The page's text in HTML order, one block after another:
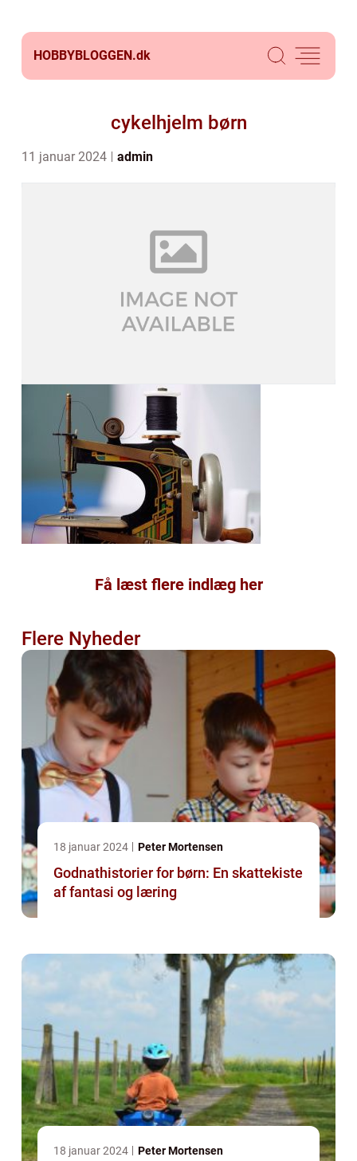
HOBBYBLOGGEN.dk
cykelhjelm børn
11 januar 2024 admin
Få læst flere indlæg her
Flere Nyheder
18 januar 2024 Peter Mortensen
Godnathistorier for børn: En skattekiste
af fantasi og læring
18 januar 2024 Peter Mortensen